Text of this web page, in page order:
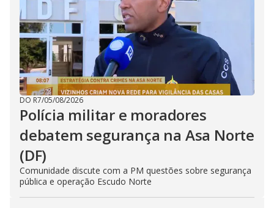
DO R7/05/08/2026
Polícia militar e moradores
debatem segurança na Asa Norte
(DF)
Comunidade discute com a PM questões sobre segurança
pública e operação Escudo Norte